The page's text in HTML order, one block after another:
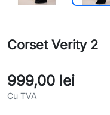
Corset Verity 2
999,00 lei
Cu TVA